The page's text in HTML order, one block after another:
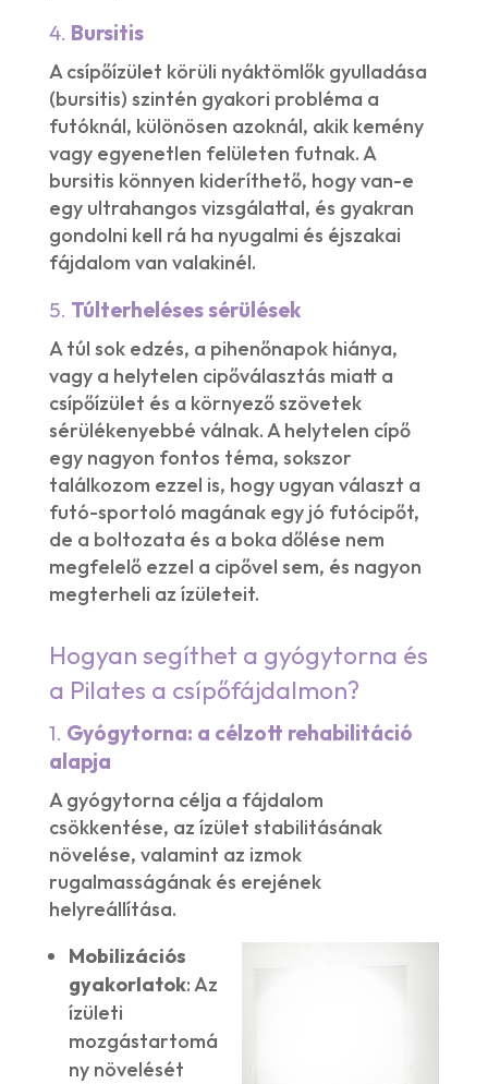
4. Bursitis
A csípőízület körüli nyáktömlők gyulladása
(bursitis) szintén gyakori probléma a
futóknál, különösen azoknál, akik kemény
vagy egyenetlen felületen futnak. A
bursitis könnyen kideríthető, hogy van-e
egy ultrahangos vizsgálattal, és gyakran
gondolni kell rá ha nyugalmi és éjszakai
fájdalom van valakinél.
5. Túlterheléses sérülések
A túl sok edzés, a pihenőnapok hiánya,
vagy a helytelen cipőválasztás miatt a
csípőízület és a környező szövetek
sérülékenyebbé válnak. A helytelen cípő
egy nagyon fontos téma, sokszor
találkozom ezzel is, hogy ugyan választ a
futó-sportoló magának egy jó futócipőt,
de a boltozata és a boka dőlése nem
megfelelő ezzel a cipővel sem, és nagyon
megterheli az ízületeit.
Hogyan segíthet a gyógytorna és
a Pilates a csípőfájdalmon?
1. Gyógytorna: a célzott rehabilitáció
alapja
A gyógytorna célja a fájdalom
csökkentése, az ízület stabilitásának
növelése, valamint az izmok
rugalmasságának és erejének
helyreállítása.
Mobilizációs
gyakorlatok: Az
ízületi
mozgástartomá
ny növelését